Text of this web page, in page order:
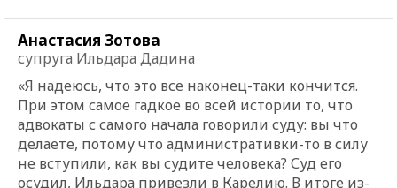
Анастасия Зотова
супруга Ильдара Дадина
«Я надеюсь, что это все наконец-таки кончится.
При этом самое гадкое во всей истории то, что
адвокаты с самого начала говорили суду: вы что
делаете, потому что административки-то в силу
не вступили, как вы судите человека? Суд его
осудил, Ильдара привезли в Карелию. В итоге из-